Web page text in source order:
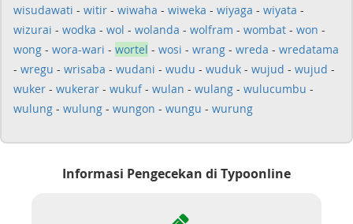
wisudawati - witir - wiwaha - wiweka - wiyaga - wiyata -
wizurai - wodka - wol - wolanda - wolfram - wombat - won -
wong - wora-wari - wortel - wosi - wrang - wreda - wredatama
- wregu - wrisaba - wudani - wudu - wuduk - wujud - wujud -
wuker - wukerar - wukuf- wulan - wulang - wulucumbu -
wulung - wulung - wungon - wungu - wurung
Informasi Pengecekan di Typoonline